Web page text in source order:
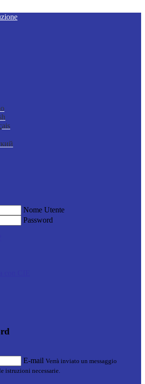
Nome Utente
Password
E-mail Verrà inviato un messaggio
istruzioni necessarie.